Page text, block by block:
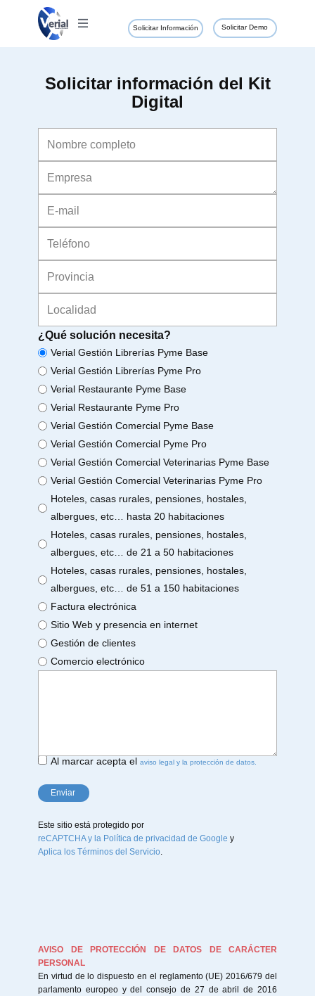
Solicitar Demo
Solicitar Información
Solicitar información del Kit
Digital
¿Qué solución necesita?
Verial Gestión Librerías Pyme Base
Verial Gestión Librerías Pyme Pro
Verial Restaurante Pyme Base
Verial Restaurante Pyme Pro
Verial Gestión Comercial Pyme Base
Verial Gestión Comercial Pyme Pro
Verial Gestión Comercial Veterinarias Pyme Base
Verial Gestión Comercial Veterinarias Pyme Pro
Hoteles, casas rurales, pensiones, hostales,
albergues, etc… hasta 20 habitaciones
Hoteles, casas rurales, pensiones, hostales,
albergues, etc… de 21 a 50 habitaciones
Hoteles, casas rurales, pensiones, hostales,
albergues, etc… de 51 a 150 habitaciones
Factura electrónica
Sitio Web y presencia en internet
Gestión de clientes
Comercio electrónico
Al marcar acepta el aviso legal y la protección de datos.
Enviar
Este sitio está protegido por
reCAPTCHA y la Política de privacidad de Google y
Aplica los Términos del Servicio.
AVISO DE PROTECCIÓN DE DATOS DE CARÁCTER
PERSONAL
En virtud de lo dispuesto en el reglamento (UE) 2016/679 del
parlamento europeo y del consejo de 27 de abril de 2016